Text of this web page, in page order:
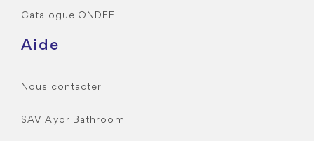
Catalogue ONDEE
Aide
Nous contacter
SAV Ayor Bathroom